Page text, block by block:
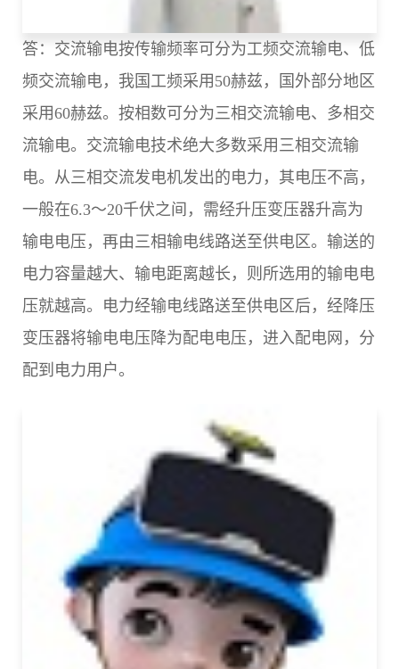
答：交流输电按传输频率可分为工频交流输电、低
频交流输电，我国工频采用50赫兹，国外部分地区
采用60赫兹。按相数可分为三相交流输电、多相交
流输电。交流输电技术绝大多数采用三相交流输
电。从三相交流发电机发出的电力，其电压不高，
一般在6.3～20千伏之间，需经升压变压器升高为
输电电压，再由三相输电线路送至供电区。输送的
电力容量越大、输电距离越长，则所选用的输电电
压就越高。电力经输电线路送至供电区后，经降压
变压器将输电电压降为配电电压，进入配电网，分
配到电力用户。